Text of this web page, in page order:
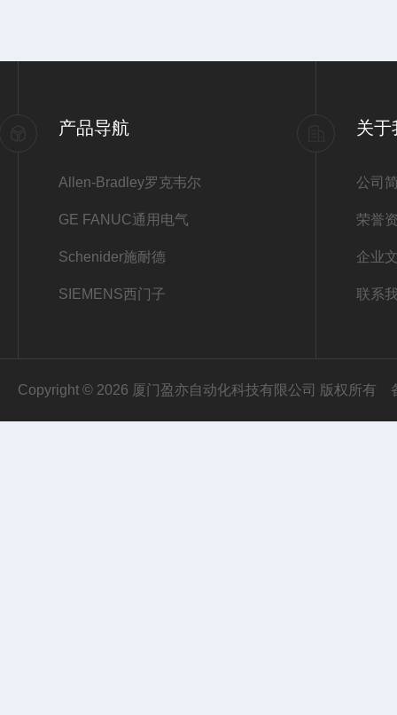
产品导航
Allen-Bradley罗克韦尔
GE FANUC通用电气
Schenider施耐德
SIEMENS西门子
关于
公司
荣誉
企业
联系
Copyright © 2026 厦门盈亦自动化科技有限公司 版权所有